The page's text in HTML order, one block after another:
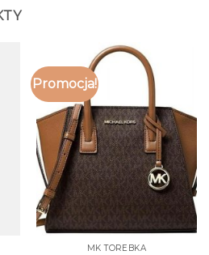
Promocja!
MK TOREBKA